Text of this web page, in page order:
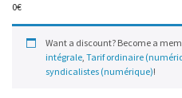
0€
Want a discount? Become a
intégrale, Tarif ordinaire
syndicalistes (numérique)!